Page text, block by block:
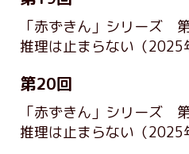
「赤ずきん」シリーズ
推理は止まらない （2025
第20回
「赤ずきん」シリーズ
推理は止まらない （2025